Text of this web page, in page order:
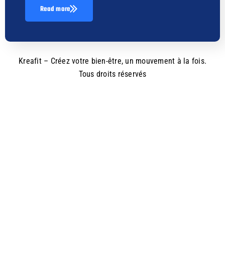
Read more
Kreafit – Créez votre bien-être, un mouvement à la fois.
Tous droits réservés